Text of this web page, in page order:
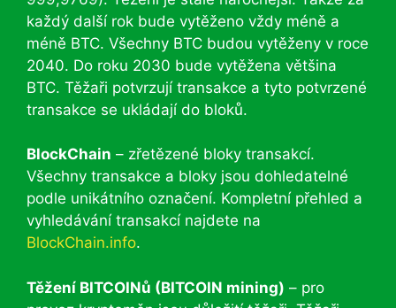
každý další rok bude vytěženo vždy méně a
méně BTC. Všechny BTC budou vytěženy v roce
2040. Do roku 2030 bude vytěžena většina
BTC. Těžaři potvrzují transakce a tyto potvrzené
transakce se ukládají do bloků.
BlockChain – zřetězené bloky transakcí.
Všechny transakce a bloky jsou dohledatelné
podle unikátního označení. Kompletní přehled a
vyhledávání transakcí najdete na
BlockChain.info.
Těžení BITCOINů (BITCOIN mining) – pro